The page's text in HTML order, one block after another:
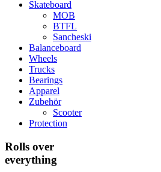
Skateboard
MOB
BTFL
Sancheski
Balanceboard
Wheels
Trucks
Bearings
Apparel
Zubehör
Scooter
Protection
Rolls over
everything